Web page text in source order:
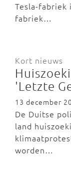
Tesla-fabriek
fabriek…
Kort nieuws
'Letzte
13 december
De Duitse
land
worden…